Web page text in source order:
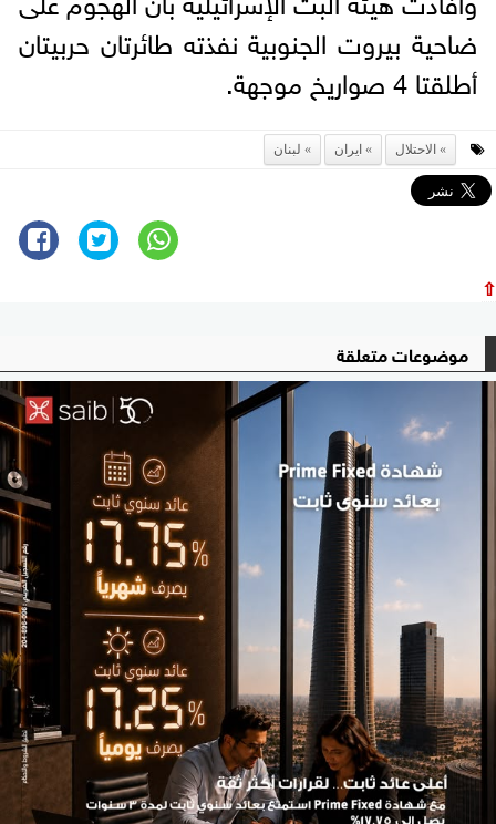
ضاحية بيروت الجنوبية نفذته طائرتان حربيتان
أطلقتا 4 صواريخ موجهة.
الاحتلال ايران لبنان
⇧
موضوعات متعلقة